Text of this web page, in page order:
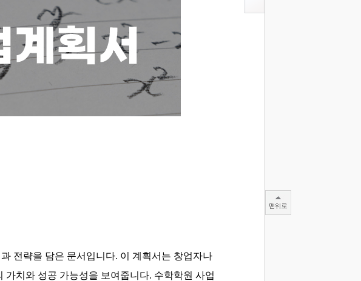
전략을 담은 문서입니다. 이 계획서는 창업자나
치와 성공 가능성을 보여줍니다. 수학학원 사업